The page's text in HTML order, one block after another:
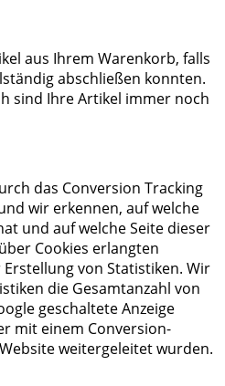
aus Ihrem Warenkorb, falls
abschließen konnten.
sind Ihre Artikel immer noch
das Conversion Tracking
wir erkennen, auf welche
und auf welche Seite dieser
Cookies erlangten
von Statistiken. Wir
die Gesamtanzahl von
geschaltete Anzeige
mit einem Conversion-
weitergeleitet wurden.